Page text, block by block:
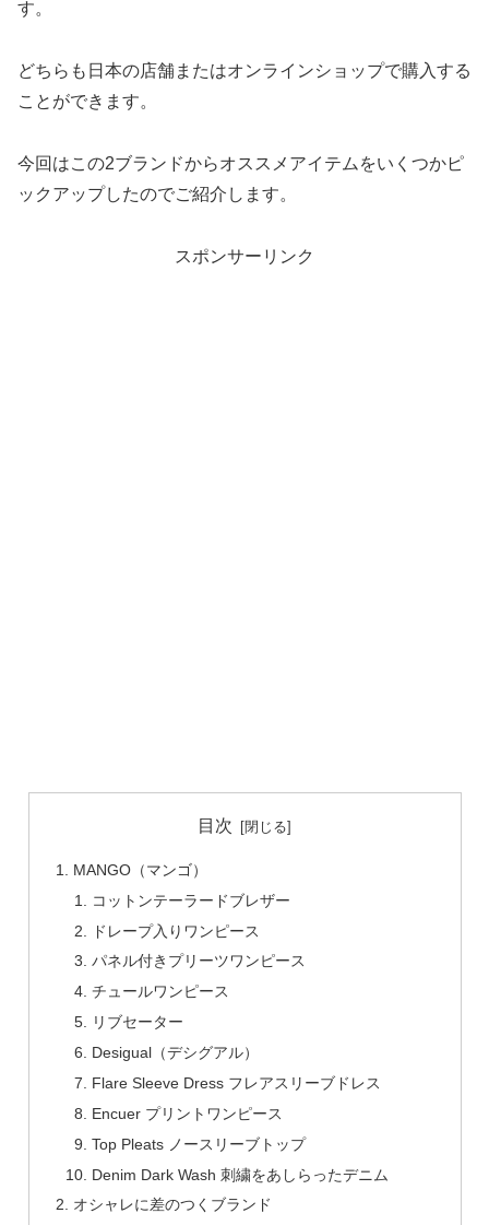
す。
どちらも日本の店舗またはオンラインショップで購入する
ことができます。
今回はこの2ブランドからオススメアイテムをいくつかピ
ックアップしたのでご紹介します。
スポンサーリンク
目次
MANGO（マンゴ）
コットンテーラードブレザー
ドレープ入りワンピース
パネル付きプリーツワンピース
チュールワンピース
リブセーター
Desigual（デシグアル）
Flare Sleeve Dress フレアスリーブドレス
Encuer プリントワンピース
Top Pleats ノースリーブトップ
Denim Dark Wash 刺繍をあしらったデニム
オシャレに差のつくブランド